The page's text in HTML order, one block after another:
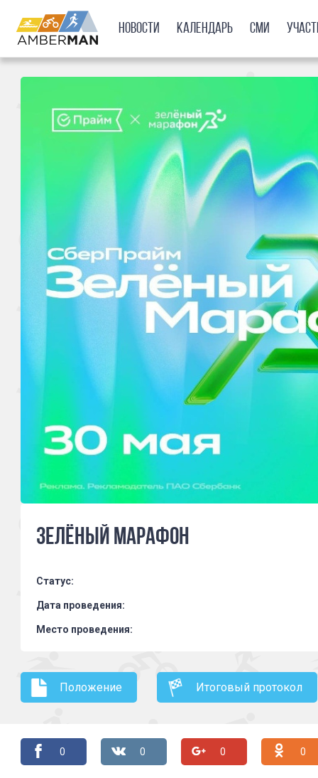
Новости Календарь СМИ
Зелёный марафон
Статус:
Дата проведения:
Место проведения:
Положение Итоговый протокол
0 0 0 0